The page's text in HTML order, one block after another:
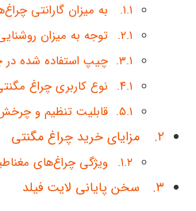
به میزان گارانتی
توجه به میزان
چیپ استفاده شده در
نوع کاربری چراغ
قابلیت تنظیم و
مزایای خرید چراغ مگنتی
ویژگی چراغ‌های
سخن پایانی لایت فیلد